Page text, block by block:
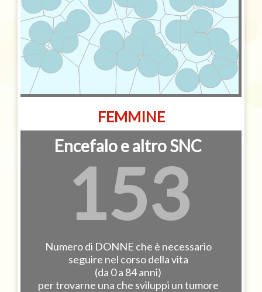
FEMMINE
Encefalo e altro SNC
153
Numero di DONNE che è necessario
seguire nel corso della vita
(da 0 a 84 anni)
per trovarne una che sviluppi un tumore